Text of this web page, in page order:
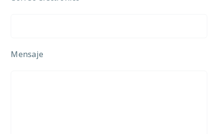
Mensaje